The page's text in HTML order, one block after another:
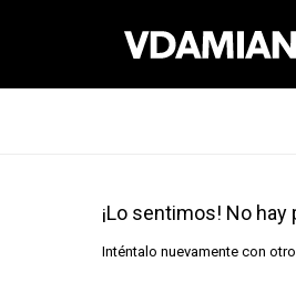
¡Lo sentimos! No
Inténtalo nuevamente con